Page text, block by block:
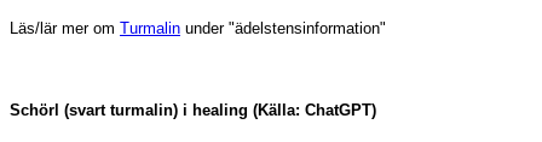
Läs/lär mer om Turmalin under "ädelstensinformation"
Schörl (svart turmalin) i healing (Källa: ChatGPT)